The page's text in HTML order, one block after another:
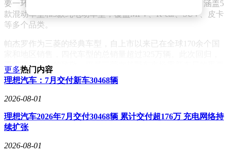
要一环。该品牌计划到2032年3月底前推出13款新车型，涵盖5
款混动车型和5款纯电动车型，覆盖MPV、K-car、SUV、皮卡
等多个品类。
帕杰罗作为三菱的经典车型，自上市以来已在全球170余个国
不仅是对经典的致敬，更是三菱在越野车市场重新布局的重要
举措。全新帕杰罗/蒙特罗预计将于2025年正式启动销售，届
时将为消费者带来更多选择。
更多热门内容
​理想汽车：7月交付新车30468辆
2026-08-01
理想汽车2026年7月交付30468辆 累计交付超176万 充电网络持
续扩张
2026-08-01